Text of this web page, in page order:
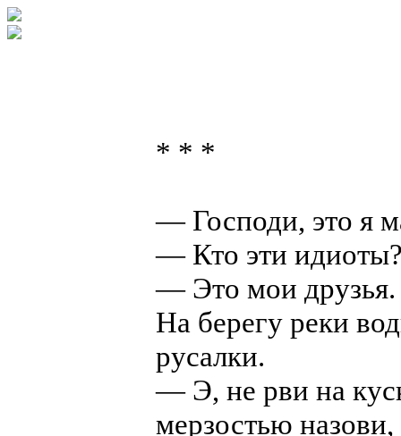
* * *
— Господи, это я
— Кто эти
— Это мои друзья.
На берегу реки
русалки.
— Э, не рви на
мерзостью